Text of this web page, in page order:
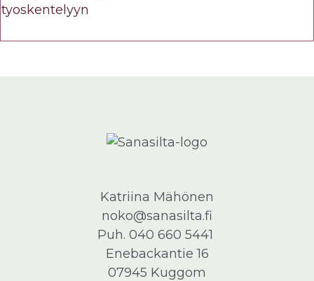
tyoskentelyyn
Katriina Mähönen
noko@sanasilta.fi
Puh. 040 660 5441
Enebackantie 16
07945 Kuggom